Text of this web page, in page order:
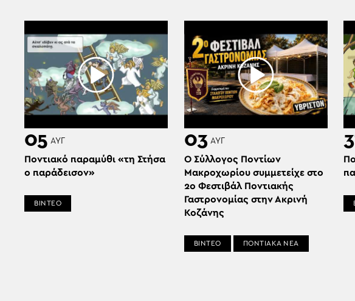
05 ΑΥΓ
Ποντιακό παραμύθι «τη Στήσα
ο παράδεισον»
ΒΙΝΤΕΟ
03 ΑΥΓ
Ο Σύλλογος Ποντίων
Μακροχωρίου συμμετείχε στο
2ο Φεστιβάλ Ποντιακής
Γαστρονομίας στην Ακρινή
Κοζάνης
ΒΙΝΤΕΟ ΠΟΝΤΙΑΚΑ ΝΕΑ